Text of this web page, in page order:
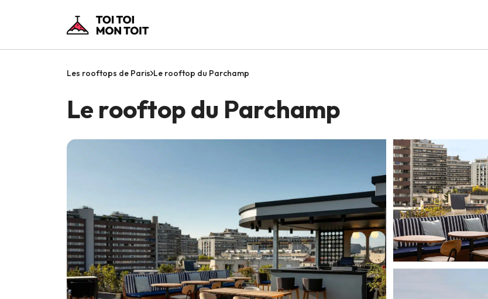
Les rooftops de Paris Le rooftop du Parchamp
Le rooftop du Parchamp